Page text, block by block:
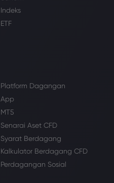
Indeks
ETF
Platform Dagangan
App
MT5
Senarai Aset CFD
Syarat Berdagang
Kalkulator Berdagang CFD
Perdagangan Sosial